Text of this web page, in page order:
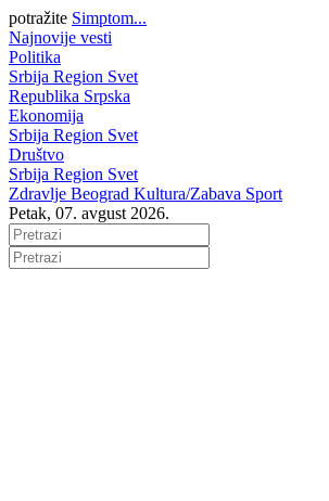
potražite Simptom...
Najnovije vesti
Politika
Srbija Region Svet
Republika Srpska
Ekonomija
Srbija Region Svet
Društvo
Srbija Region Svet
Zdravlje Beograd Kultura/Zabava Sport
Petak, 07. avgust 2026.